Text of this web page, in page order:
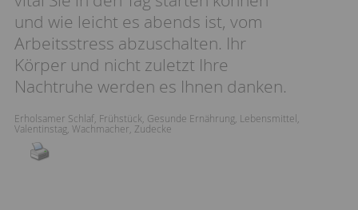
und wie leicht es abends ist, vom
Arbeitsstress abzuschalten. Ihr
Körper und nicht zuletzt Ihre
Nachtruhe werden es Ihnen danken.
Erholsamer Schlaf Frühstück Gesunde Ernährung Lebensmittel
Valentinstag Wachmacher Zudecke